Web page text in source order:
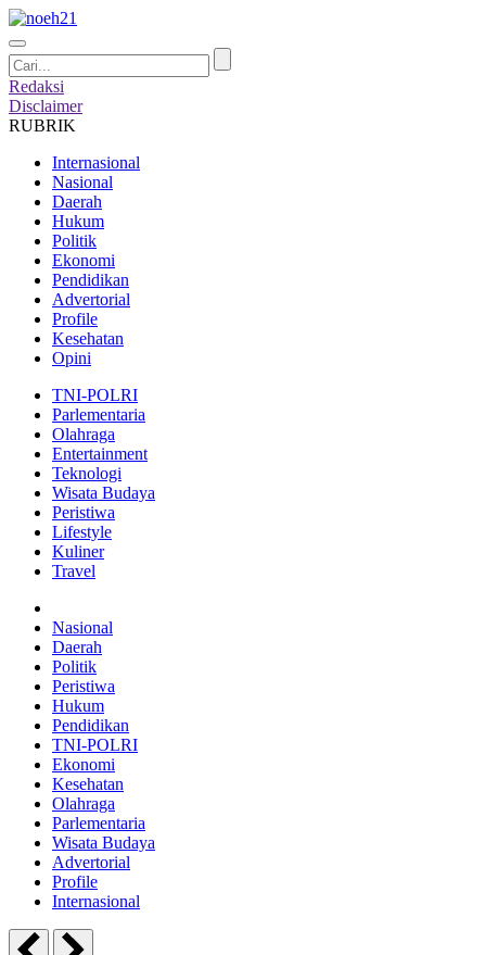
Redaksi
Disclaimer
RUBRIK
Internasional
Nasional
Daerah
Hukum
Politik
Ekonomi
Pendidikan
Advertorial
Profile
Kesehatan
Opini
TNI-POLRI
Parlementaria
Olahraga
Entertainment
Teknologi
Wisata Budaya
Peristiwa
Lifestyle
Kuliner
Travel
Nasional
Daerah
Politik
Peristiwa
Hukum
Pendidikan
TNI-POLRI
Ekonomi
Kesehatan
Olahraga
Parlementaria
Wisata Budaya
Advertorial
Profile
Internasional